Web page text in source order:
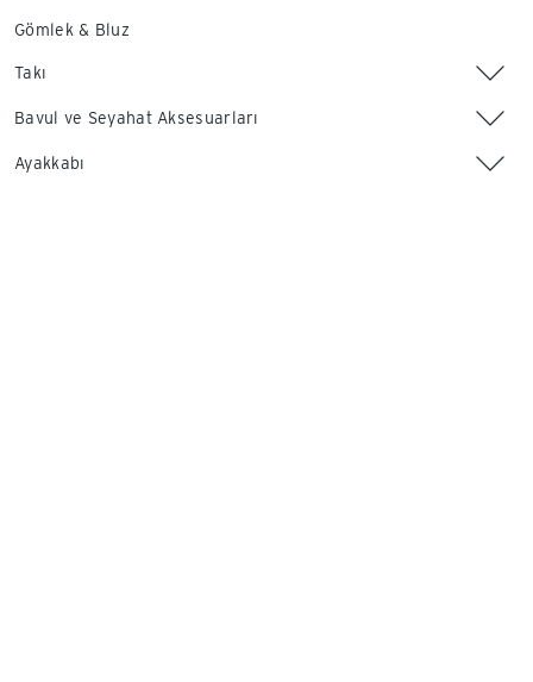
Gömlek & Bluz
Takı
Bavul ve Seyahat Aksesuarları
Ayakkabı